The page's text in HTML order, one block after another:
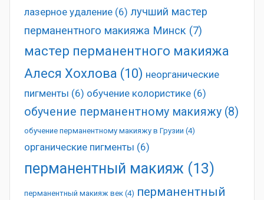
лазерное удаление (6) лучший мастер
перманентного макияжа Минск (7)
мастер перманентного макияжа
Алеся Хохлова (10) неорганические
пигменты (6) обучение колористике (6)
обучение перманентному макияжу (8)
обучение перманентному макияжу в Грузии (4)
органические пигменты (6)
перманентный макияж (13)
перманентный макияж век (4) перманентный